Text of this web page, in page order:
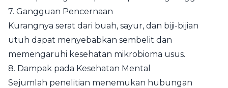
7. Gangguan Pencernaan
Kurangnya serat dari buah, sayur, dan biji-bijian
utuh dapat menyebabkan sembelit dan
memengaruhi kesehatan mikrobioma usus.
8. Dampak pada Kesehatan Mental
Sejumlah penelitian menemukan hubungan